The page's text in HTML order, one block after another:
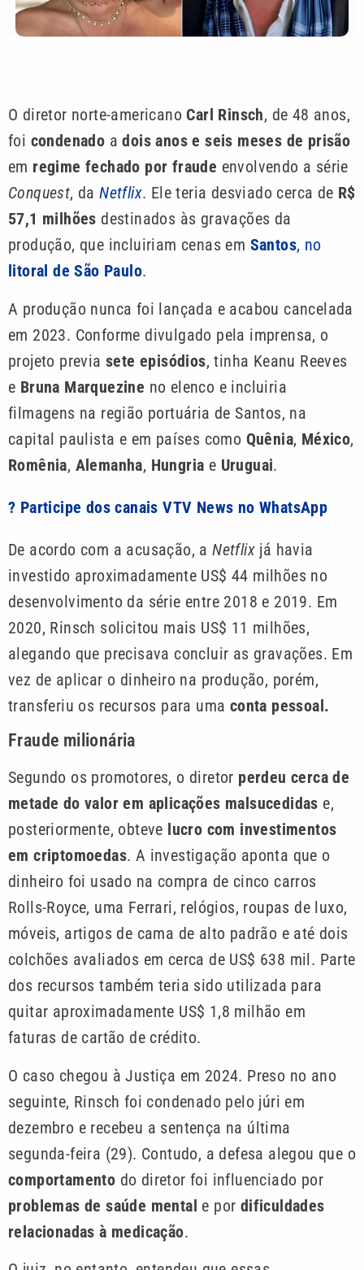
O diretor norte-americano Carl Rinsch, de 48 anos,
foi condenado a dois anos e seis meses de prisão
em regime fechado por fraude envolvendo a série
Conquest, daNetflix. Ele teria desviado cerca de R$
57,1 milhões destinados às gravações da
produção, que incluiriam cenas em Santos, no
litoral de São Paulo.
A produção nunca foi lançada e acabou cancelada
em 2023. Conforme divulgado pela imprensa, o
projeto previasete episódios, tinha Keanu Reeves
e Bruna Marquezine no elenco e incluiria
filmagens na região portuária de Santos, na
capital paulista e em países como Quênia, México,
Romênia, Alemanha, Hungria e Uruguai.
? Participe dos canais VTV News no WhatsApp
De acordo com a acusação, aNetflix já havia
investido aproximadamente US$ 44 milhões no
desenvolvimento da série entre 2018 e 2019. Em
2020, Rinsch solicitou mais US$ 11 milhões,
alegando que precisava concluir as gravações. Em
vez de aplicar o dinheiro na produção, porém,
transferiu os recursos para uma conta pessoal.
Fraude milionária
Segundo os promotores, o diretor perdeu cerca de
metade do valor em aplicações malsucedidas e,
posteriormente, obteve lucro com investimentos
em criptomoedas. A investigação aponta que o
dinheiro foi usado na compra de cinco carros
Rolls-Royce, uma Ferrari, relógios, roupas de luxo,
móveis, artigos de cama de alto padrão e até dois
colchões avaliados em cerca de US$ 638 mil. Parte
dos recursos também teria sido utilizada para
quitar aproximadamente US$ 1,8 milhão em
faturas de cartão de crédito.
O caso chegou à Justiça em 2024. Preso no ano
seguinte, Rinsch foi condenado pelo júri em
dezembro e recebeu a sentença na última
segunda-feira (29). Contudo, a defesa alegou que o
comportamento do diretor foi influenciado por
problemas de saúde mental e por dificuldades
relacionadas à medicação.